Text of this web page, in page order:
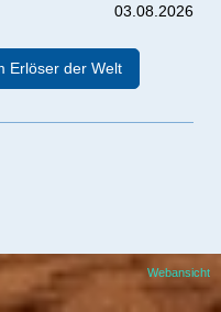
03.08.2026
Erlöser der Welt
Webansicht